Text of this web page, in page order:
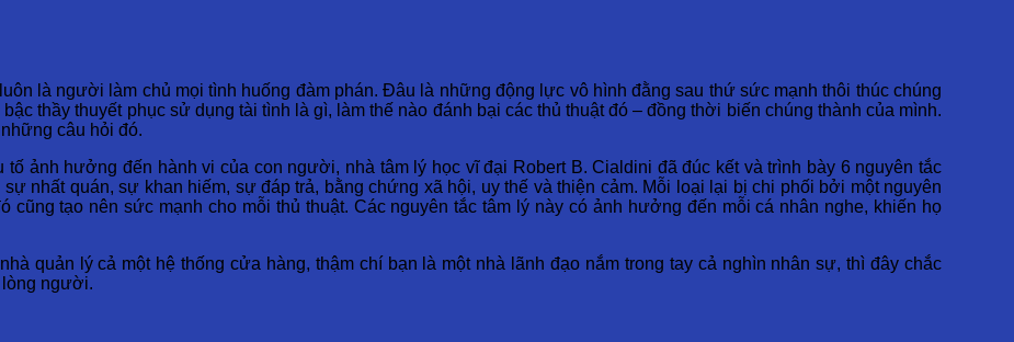
là người làm chủ mọi tình huống đàm phán. Đâu là những động lực vô hình đằng sau thứ sức mạnh thôi thúc chúng
thầy thuyết phục sử dụng tài tình là gì, làm thế nào đánh bại các thủ thuật đó – đồng thời biến chúng thành của mình.
câu hỏi đó.
ảnh hưởng đến hành vi của con người, nhà tâm lý học vĩ đại Robert B. Cialdini đã đúc kết và trình bày 6 nguyên tắc
nhất quán, sự khan hiếm, sự đáp trả, bằng chứng xã hội, uy thế và thiện cảm. Mỗi loại lại bị chi phối bởi một nguyên
tạo nên sức mạnh cho mỗi thủ thuật. Các nguyên tắc tâm lý này có ảnh hưởng đến mỗi cá nhân nghe, khiến họ
quản lý cả một hệ thống cửa hàng, thậm chí bạn là một nhà lãnh đạo nắm trong tay cả nghìn nhân sự, thì đây chắc
lòng người.